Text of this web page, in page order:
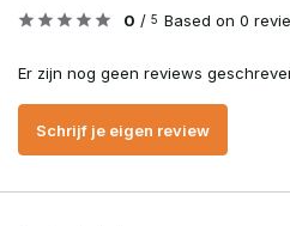
0 / 5 Based on 0
Er zijn nog geen reviews
Schrijf je eigen review